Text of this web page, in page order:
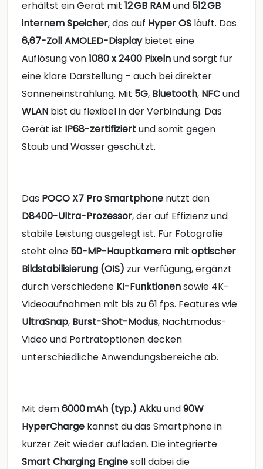
erhältst ein Gerät mit 12 GB RAMund 512 GB
internem Speicher, das auf Hyper OS läuft. Das
6,67-Zoll AMOLED-Displaybietet eine
Auflösung von1080 x 2400 Pixelnund sorgt für
eine klare Darstellung – auch bei direkter
Sonneneinstrahlung. Mit 5G, Bluetooth, NFCund
WLAN bist du flexibel in der Verbindung. Das
Gerät ist IP68-zertifiziertund somit gegen
Staub und Wasser geschützt.
Das POCO X7 Pro Smartphone nutzt den
D8400-Ultra-Prozessor, der auf Effizienz und
stabile Leistung ausgelegt ist. Für Fotografie
steht eine 50-MP-Hauptkamera mit optischer
Bildstabilisierung (OIS) zur Verfügung, ergänzt
durch verschiedene KI-Funktionensowie 4K-
Videoaufnahmen mit bis zu 61 fps. Features wie
UltraSnap, Burst-Shot-Modus, Nachtmodus-
Video und Porträtoptionen decken
unterschiedliche Anwendungsbereiche ab.
Mit dem6000 mAh (typ.) Akkuund90W
HyperCharge kannst du das Smartphone in
kurzer Zeit wieder aufladen. Die integrierte
Smart Charging Enginesoll dabei die